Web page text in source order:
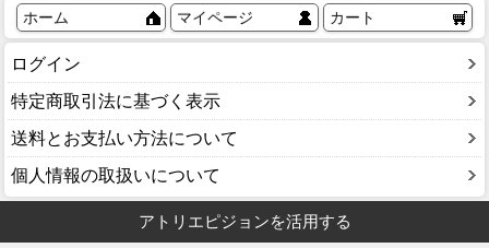
ホーム マイページ カート
ログイン
特定商取引法に基づく表示
送料とお支払い方法について
個人情報の取扱いについて
アトリエピジョンを活用する